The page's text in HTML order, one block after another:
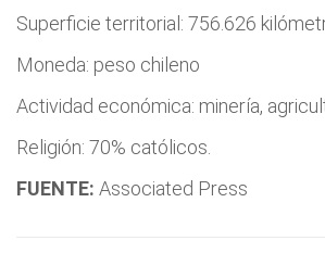
Superficie territorial: 756.626
Moneda: peso chileno
Actividad económica: minería,
Religión: 70% católicos.
FUENTE: Associated Press